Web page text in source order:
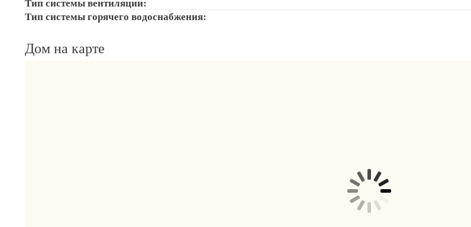
Тип системы горячего водоснабжения:
Дом на карте